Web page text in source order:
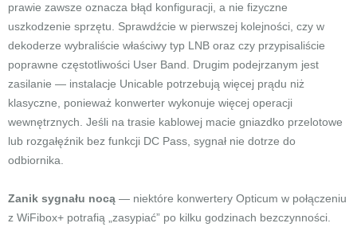
prawie zawsze oznacza błąd konfiguracji, a nie fizyczne
uszkodzenie sprzętu. Sprawdźcie w pierwszej kolejności, czy w
dekoderze wybraliście właściwy typ LNB oraz czy przypisaliście
poprawne częstotliwości User Band. Drugim podejrzanym jest
zasilanie — instalacje Unicable potrzebują więcej prądu niż
klasyczne, ponieważ konwerter wykonuje więcej operacji
wewnętrznych. Jeśli na trasie kablowej macie gniazdko przelotowe
lub rozgałęźnik bez funkcji DC Pass, sygnał nie dotrze do
odbiornika.
Zanik sygnału nocą — niektóre konwertery Opticum w połączeniu
z WiFibox+ potrafią „zasypiać” po kilku godzinach bezczynności.